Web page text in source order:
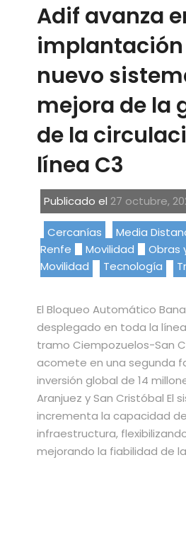
Adif avanza
implantación
nuevo
mejora de la
de la
línea C3
Publicado el 27 octubre,
Cercanías
Media
Renfe
Movilidad
Obras
Movilidad
Tecnología
El Bloqueo Automático
desplegado en toda la
tramo Ciempozuelos-San
acomete en una segunda
inversión global de 14
Aranjuez y San Cristóbal El
incrementa la capacidad
infraestructura,
mejorando la fiabilidad de